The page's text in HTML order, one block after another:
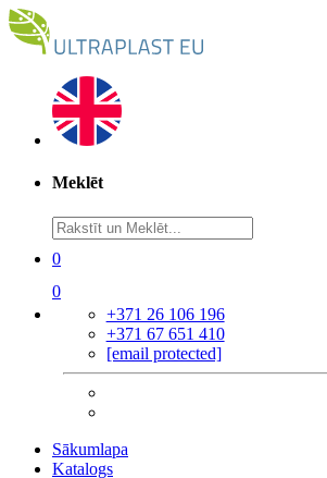
Meklēt
0
0
+371 26 106 196
+371 67 651 410
[email protected]
Sākumlapa
Katalogs